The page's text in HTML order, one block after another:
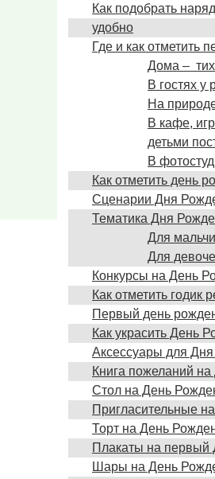
Как подобрать
удобно
Где и как отметить
Дома –
В гостях у
На
В кафе,
детьми
В
Как отметить день
Сценарии Дня
Тематика Дня
Для
Для
Конкурсы на День
Как отметить годик
Первый день
Как украсить День
Аксессуары для
Книга пожеланий
Стол на День
Пригласительные
Торт на День
Плакаты на первый
Шары на День